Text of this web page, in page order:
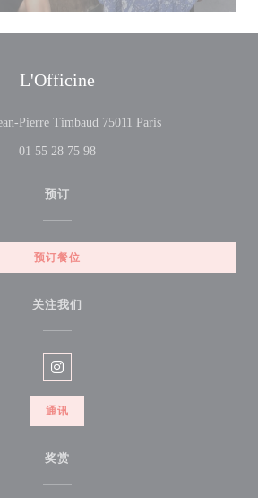
L'Officine
Pierre Timbaud 75011 Paris((在新窗口中打
01 55 28 75 98
预订
预订餐位
关注我们
Instagram ((在新窗口中打开))
通讯
奖赏